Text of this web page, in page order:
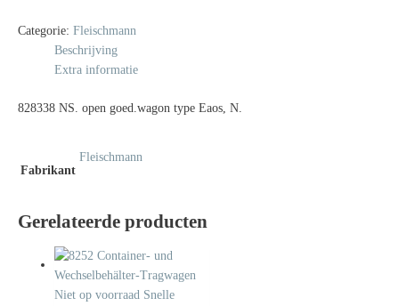
Categorie: Fleischmann
Beschrijving
Extra informatie
828338 NS. open goed.wagon type Eaos, N.
Fabrikant
Fleischmann
Gerelateerde producten
Niet op voorraad Snelle